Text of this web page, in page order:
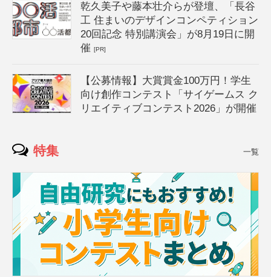
乾久美子や藤本壮介らが登壇、「長谷
工 住まいのデザインコンペティション
20回記念 特別講演会」が8月19日に開
催[PR]
【公募情報】大賞賞金100万円！学生
向け創作コンテスト「サイゲームス ク
リエイティブコンテスト2026」が開催
特集 一覧